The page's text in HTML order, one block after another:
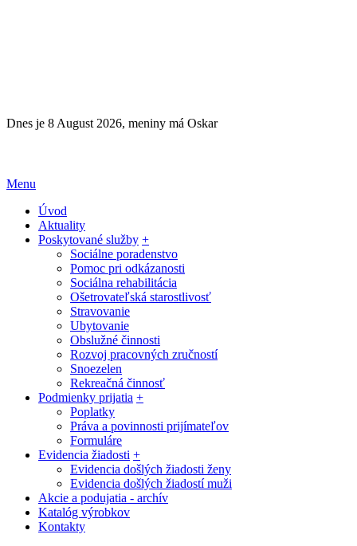
Dnes je 8 August 2026, meniny má Oskar
Menu
Úvod
Aktuality
Poskytované služby +
Sociálne poradenstvo
Pomoc pri odkázanosti
Sociálna rehabilitácia
Ošetrovateľská starostlivosť
Stravovanie
Ubytovanie
Obslužné činnosti
Rozvoj pracovných zručností
Snoezelen
Rekreačná činnosť
Podmienky prijatia +
Poplatky
Práva a povinnosti prijímateľov
Formuláre
Evidencia žiadosti +
Evidencia došlých žiadosti ženy
Evidencia došlých žiadostí muži
Akcie a podujatia - archív
Katalóg výrobkov
Kontakty